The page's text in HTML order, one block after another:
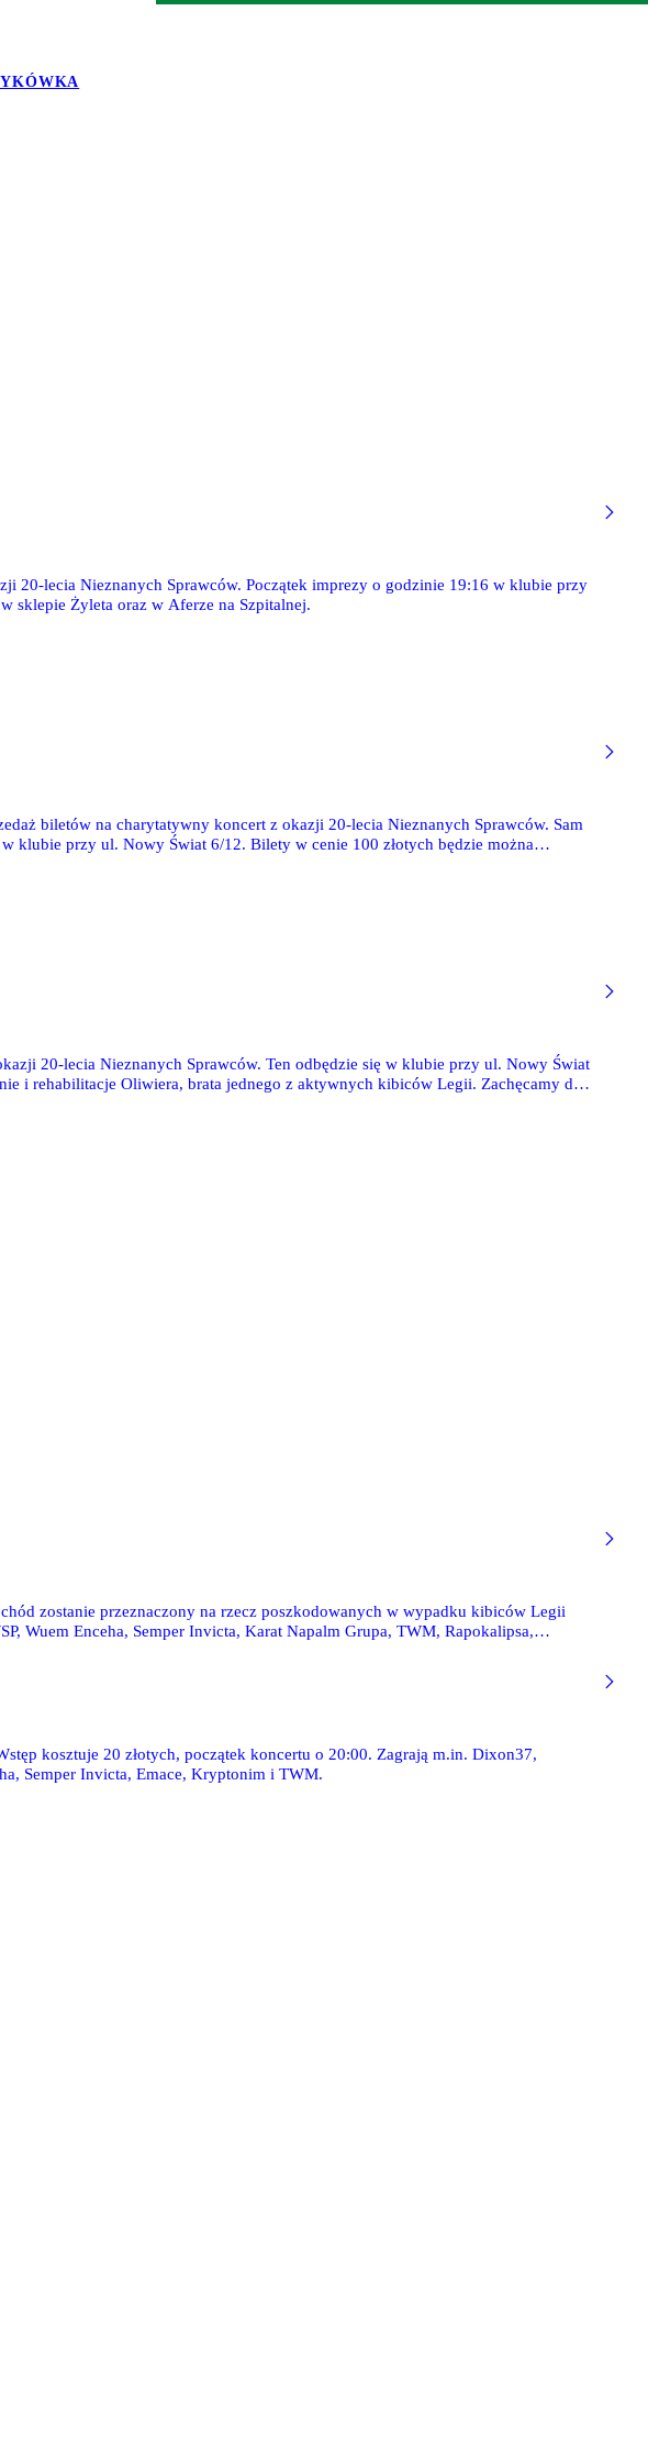
20-lecia Nieznanych Sprawców. Początek imprezy o godzinie 19:16 w klubie przy
sklepie Żyleta oraz w Aferze na Szpitalnej.
biletów na charytatywny koncert z okazji 20-lecia Nieznanych Sprawców. Sam
klubie przy ul. Nowy Świat 6/12. Bilety w cenie 100 złotych będzie można
20-lecia Nieznanych Sprawców. Ten odbędzie się w klubie przy ul. Nowy Świat
i rehabilitacje Oliwiera, brata jednego z aktywnych kibiców Legii. Zachęcamy do
zostanie przeznaczony na rzecz poszkodowanych w wypadku kibiców Legii
Wuem Enceha, Semper Invicta, Karat Napalm Grupa, TWM, Rapokalipsa,
kosztuje 20 złotych, początek koncertu o 20:00. Zagrają m.in. Dixon37,
Semper Invicta, Emace, Kryptonim i TWM.